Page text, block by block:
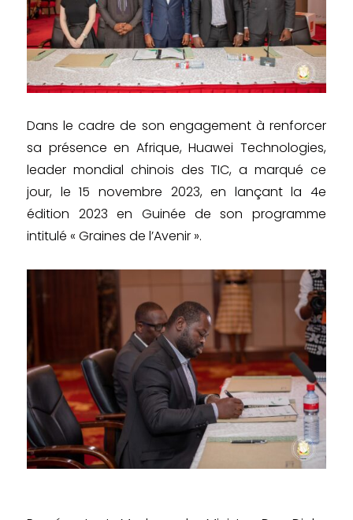
Dans le cadre de son engagement à renforcer
sa présence en Afrique, Huawei Technologies,
leader mondial chinois des TIC, a marqué ce
jour, le 15 novembre 2023, en lançant la 4e
édition 2023 en Guinée de son programme
intitulé « Graines de l’Avenir ».